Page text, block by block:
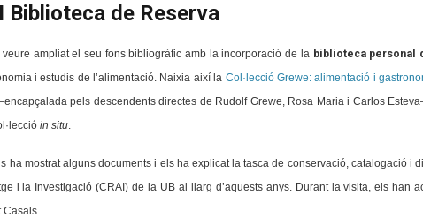
Biblioteca de Reserva
ampliat el seu fons bibliogràfic amb la incorporació de la biblioteca personal
i estudis de l’alimentació. Naixia així la Col·lecció Grewe: alimentació i
pels descendents directes de Rudolf Grewe, Rosa Maria i Carlos
in situ.
ha mostrat alguns documents i els ha explicat la tasca de conservació, catalogació i
i la Investigació (CRAI) de la UB al llarg d’aquests anys. Durant la visita, els han
Casals.